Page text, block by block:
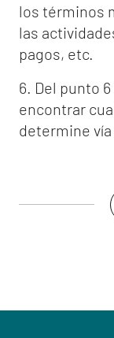
los términos
las
pagos, etc.
6. Del punto
encontrar
determine